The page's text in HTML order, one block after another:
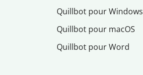
Quillbot pour Windows
Quillbot pour macOS
Quillbot pour Word